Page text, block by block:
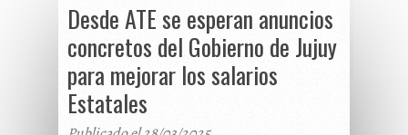
Desde ATE se esperan anuncios
concretos del Gobierno de Jujuy
para mejorar los salarios
Estatales